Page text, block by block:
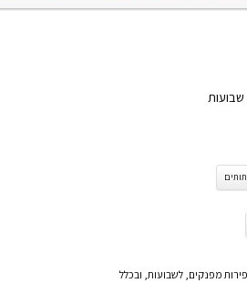
שבועות
מפנקים, לשבועות, ובכלל